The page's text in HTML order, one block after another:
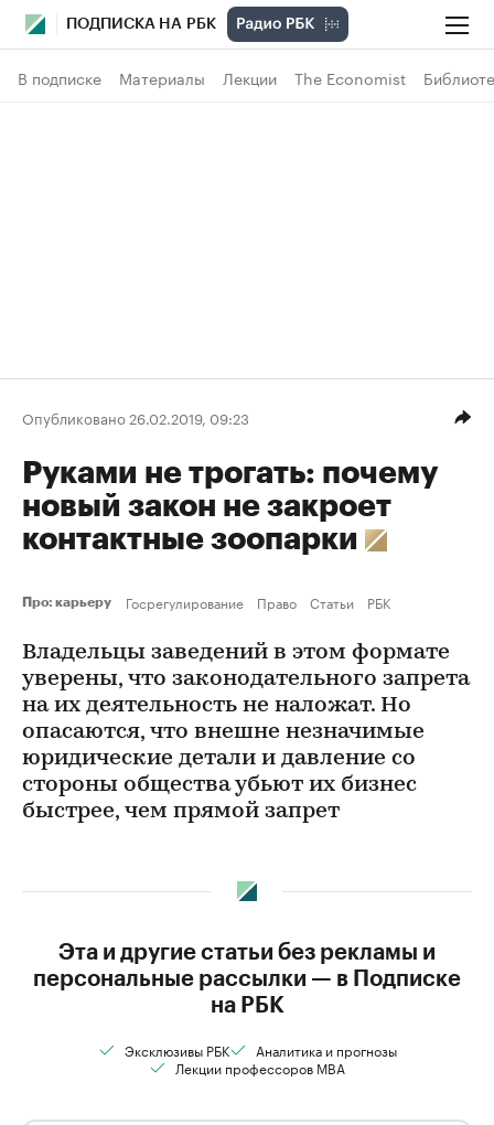
ПОДПИСКА НА РБК
В подписке Материалы Лекции The Economist
Опубликовано 26.02.2019, 09:23
Руками не трогать: почему
новый закон не закроет
контактные зоопарки
Про: карьеру Госрегулирование Право Статьи РБК
Владельцы заведений в этом формате
уверены, что законодательного запрета
на их деятельность не наложат. Но
опасаются, что внешне незначимые
юридические детали и давление со
стороны общества убьют их бизнес
быстрее, чем прямой запрет
Эта и другие статьи без рекламы и
персональные рассылки — в Подписке
на РБК
Эксклюзивы РБК
Аналитика и прогнозы
Лекции профессоров MBA